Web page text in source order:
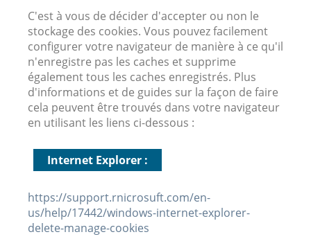
C'est à vous de décider d'accepter ou non le
stockage des cookies. Vous pouvez facilement
configurer votre navigateur de manière à ce qu'il
n'enregistre pas les caches et supprime
également tous les caches enregistrés. Plus
d'informations et de guides sur la façon de faire
cela peuvent être trouvés dans votre navigateur
en utilisant les liens ci-dessous :
Internet Explorer :
https://support.rnicrosuft.com/en-
us/help/17442/windows-internet-explorer-
delete-manage-cookies